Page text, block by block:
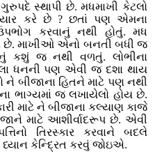
સ્થાપી છે. મધમાખી કેટલો
કરે છે ? છતાં પણ એમના
કરવાનું નથી હોતું. મધ
છે. માખીઓ એનો બનતી બધી જ
કશું જ નથી વળતું. લોભીના
ધનની પણ એવી જ દશા થાય
બીજાના હિતને માટે પણ નથી
ભાગ્યમાં જ લખાયેલો હોય છે.
માટે ને બીજાના કલ્યાણ કાજે
માટે આશીર્વાદરૂપ છે. એવી
તિરસ્કાર કરવાને બદલે
ધ્યાન કેન્દ્રિત કરવું જોઇએ.